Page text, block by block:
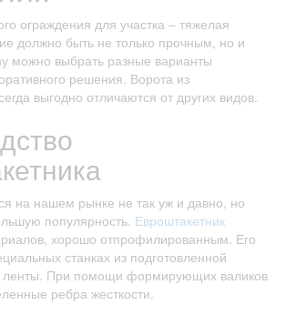
ограждения для участка – тяжелая
должно быть не только прочным, но и
можно выбрать разные варианты
решения. Ворота из
выгодно отличаются от других видов.
на нашем рынке не так уж и давно, но
популярность. Евроштакетник
хорошо отпрофилированным. Его
станках из подготовленной
ленты. При помощи формирующих валиков
ребра жесткости.